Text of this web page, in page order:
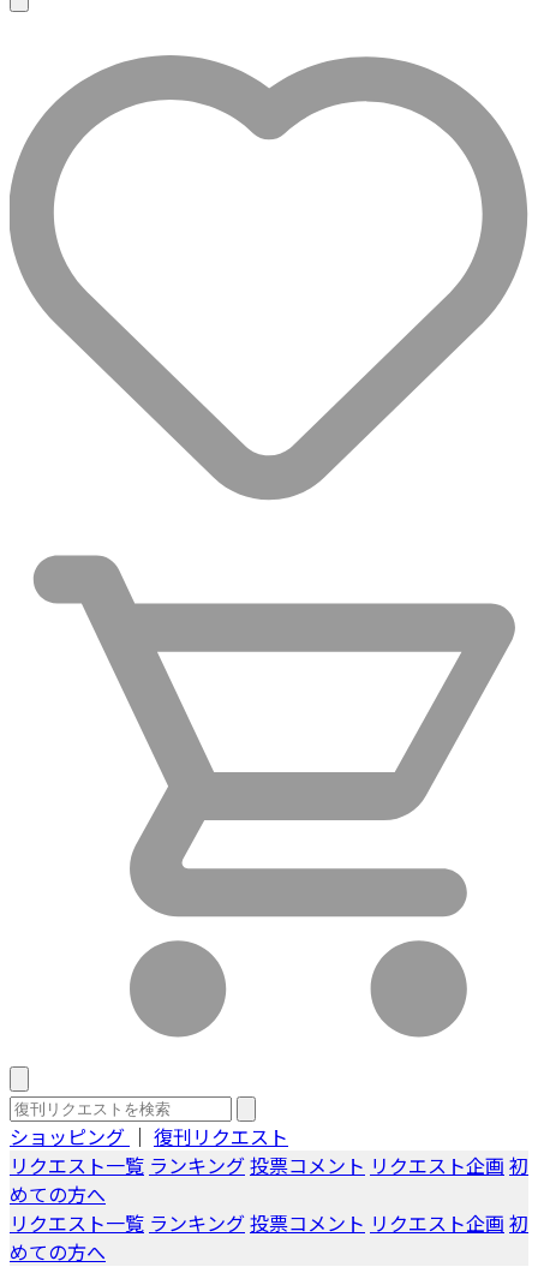
ショッピング ｜ 復刊リクエスト
リクエスト一覧 ランキング投票コメント リクエスト企画 初
めての方へ
リクエスト一覧 ランキング投票コメント リクエスト企画 初
めての方へ